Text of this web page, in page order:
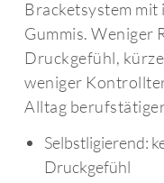
Bracketsystem
Gummis. Weniger
Druckgefühl,
weniger
Alltag
Selbstligierend:
Druckgefühl